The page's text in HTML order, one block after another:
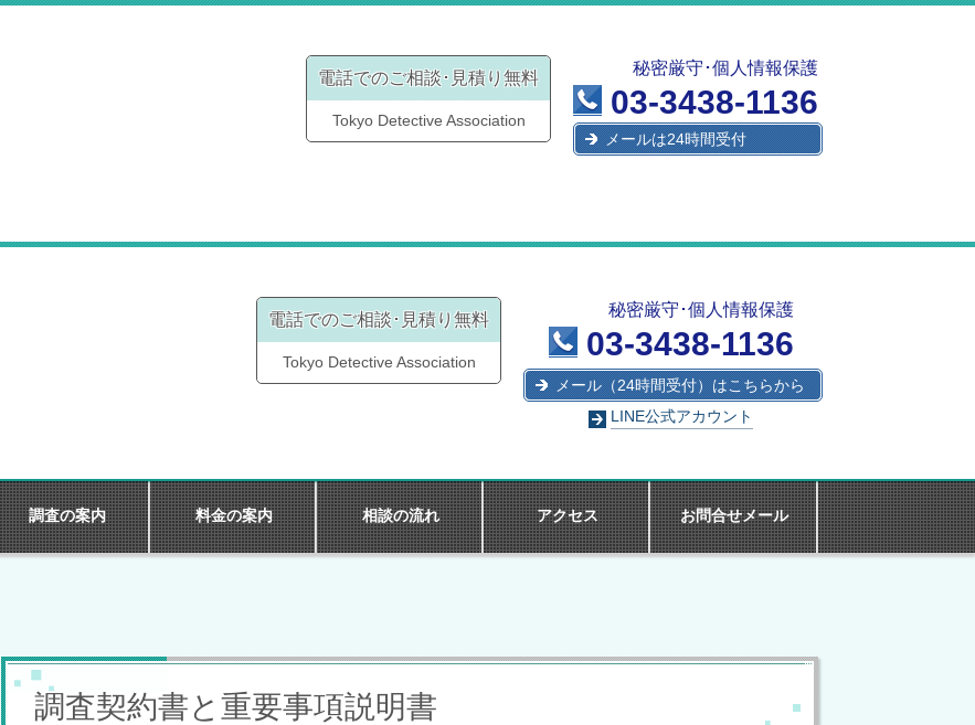
電話でのご相談･見積り無料
Tokyo Detective Association
秘密厳守･個人情報保護
03-3438-1136
メールは24時間受付
電話でのご相談･見積り無料
Tokyo Detective Association
秘密厳守･個人情報保護
03-3438-1136
メール（24時間受付）はこちらから
LINE公式アカウント
調査の案内 料金の案内 相談の流れ アクセス お問合せメール
調査契約書と重要事項説明書